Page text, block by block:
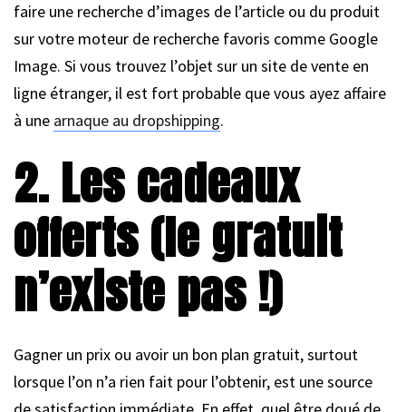
faire une recherche d’images de l’article ou du produit
sur votre moteur de recherche favoris comme Google
Image. Si vous trouvez l’objet sur un site de vente en
ligne étranger, il est fort probable que vous ayez affaire
à une arnaque au dropshipping.
2. Les cadeaux
offerts (le gratuit
n’existe pas !)
Gagner un prix ou avoir un bon plan gratuit, surtout
lorsque l’on n’a rien fait pour l’obtenir, est une source